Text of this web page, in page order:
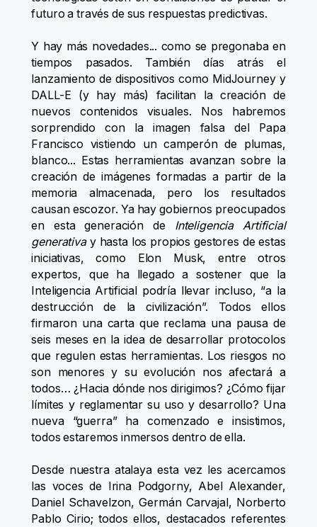
futuro a través de sus respuestas predictivas.
Y hay más novedades... como se pregonaba en
tiempos pasados. También días atrás el
lanzamiento de dispositivos como MidJourney y
DALL-E (y hay más) facilitan la creación de
nuevos contenidos visuales. Nos habremos
sorprendido con la imagen falsa del Papa
Francisco vistiendo un camperón de plumas,
blanco... Estas herramientas avanzan sobre la
creación de imágenes formadas a partir de la
memoria almacenada, pero los resultados
causan escozor. Ya hay gobiernos preocupados
en esta generación de Inteligencia Artificial
generativay hasta los propios gestores de estas
iniciativas, como Elon Musk, entre otros
expertos, que ha llegado a sostener que la
Inteligencia Artificial podría llevar incluso, “a la
destrucción de la civilización”. Todos ellos
firmaron una carta que reclama una pausa de
seis meses en la idea de desarrollar protocolos
que regulen estas herramientas. Los riesgos no
son menores y su evolución nos afectará a
todos… ¿Hacia dónde nos dirigimos? ¿Cómo fijar
límites y reglamentar su uso y desarrollo? Una
nueva “guerra” ha comenzado e insistimos,
todos estaremos inmersos dentro de ella.
Desde nuestra atalaya esta vez les acercamos
las voces de Irina Podgorny, Abel Alexander,
Daniel Schavelzon, Germán Carvajal, Norberto
Pablo Cirio; todos ellos, destacados referentes